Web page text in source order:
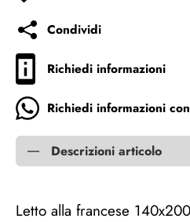
Condividi
Richiedi informazioni
Richiedi informazioni
Descrizioni articolo
Letto alla francese